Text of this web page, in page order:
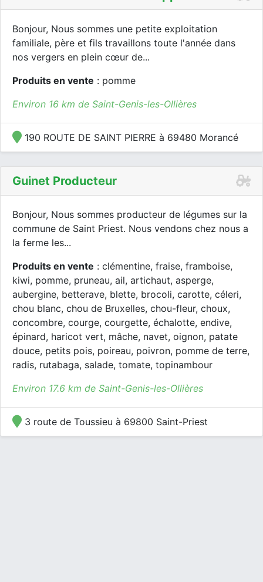
Bonjour, Nous sommes une petite exploitation
familiale, père et fils travaillons toute l'année dans
nos vergers en plein cœur de...
Produits en vente : pomme
Environ 16 km de Saint-Genis-les-Ollières
190 ROUTE DE SAINT PIERRE à 69480 Morancé
Guinet Producteur
Bonjour, Nous sommes producteur de légumes sur la
commune de Saint Priest. Nous vendons chez nous a
la ferme les...
Produits en vente : clémentine, fraise, framboise,
kiwi, pomme, pruneau, ail, artichaut, asperge,
aubergine, betterave, blette, brocoli, carotte, céleri,
chou blanc, chou de Bruxelles, chou-fleur, choux,
concombre, courge, courgette, échalotte, endive,
épinard, haricot vert, mâche, navet, oignon, patate
douce, petits pois, poireau, poivron, pomme de terre,
radis, rutabaga, salade, tomate, topinambour
Environ 17.6 km de Saint-Genis-les-Ollières
3 route de Toussieu à 69800 Saint-Priest